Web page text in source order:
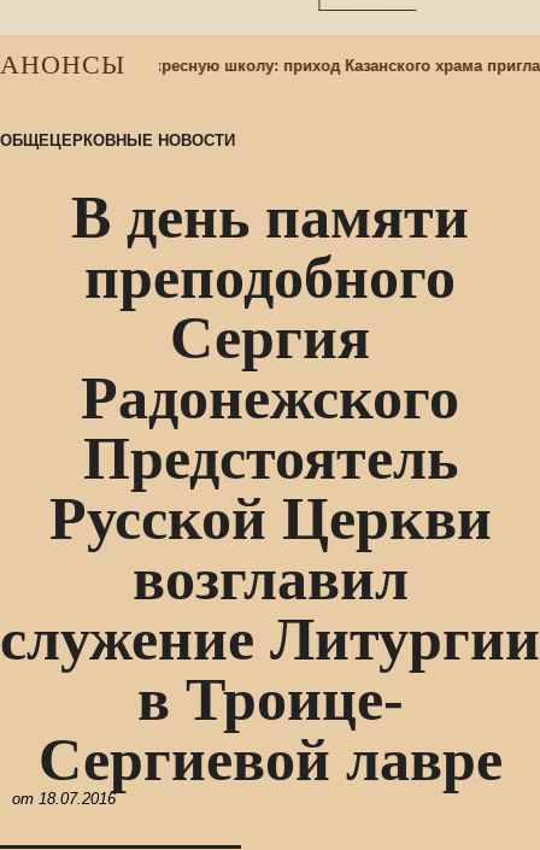
АНОНСЫ
учащихся в воскресную школу: приход Казанского храма
ОБЩЕЦЕРКОВНЫЕ НОВОСТИ
В день памяти
преподобного
Сергия
Радонежского
Предстоятель
Русской Церкви
возглавил
служение Литургии
в Троице-
Сергиевой лавре
от 18.07.2016